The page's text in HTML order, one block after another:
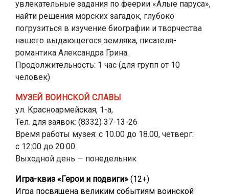
увлекательные задания по феерии «Алые паруса»,
найти решения морских загадок, глубоко
погрузиться в изучение биографии и творчества
нашего выдающегося земляка, писателя-
романтика Александра Грина.
Продолжительность: 1 час (для групп от 10
человек)
МУЗЕЙ ВОИНСКОЙ СЛАВЫ
ул. Красноармейская, 1-а,
Тел. для заявок: (8332) 37-13-26
Время работы музея: с 10.00 до 18.00, четверг:
с 12:00 до 20:00.
Выходной день — понедельник
Игра-квиз «Герои и подвиги» (12+)
Игра посвящена великим событиям воинской